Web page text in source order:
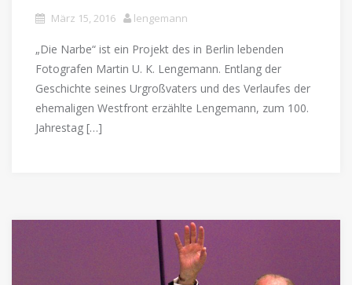
März 15, 2016 lengemann
„Die Narbe“ ist ein Projekt des in Berlin lebenden
Fotografen Martin U. K. Lengemann. Entlang der
Geschichte seines Urgroßvaters und des Verlaufes der
ehemaligen Westfront erzählte Lengemann, zum 100.
Jahrestag […]